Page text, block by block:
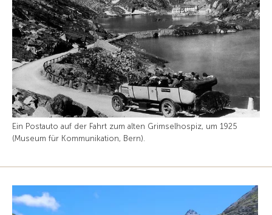
Ein Postauto auf der Fahrt zum alten Grimselhospiz, um 1925
(Museum für Kommunikation, Bern).